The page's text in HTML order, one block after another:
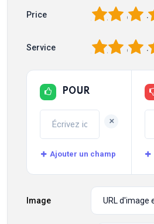
Price 4
3
2
Service 4
3
2
POUR
+
Ajouter un champ
Image